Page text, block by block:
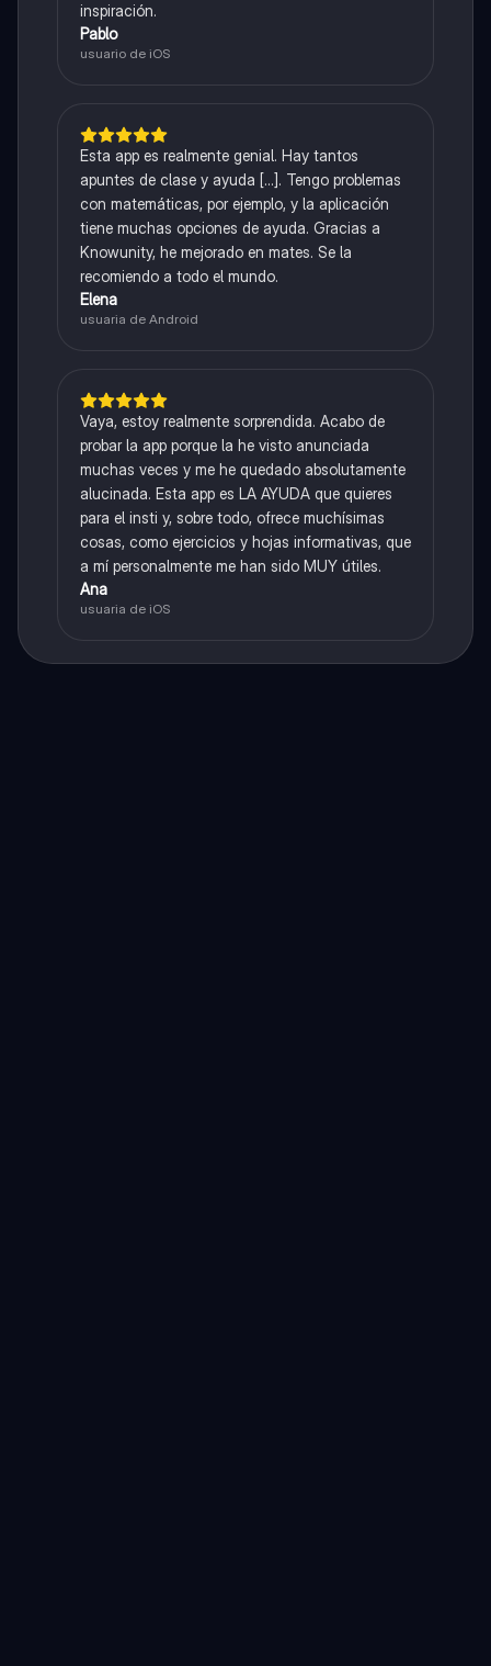
inspiración.
Pablo
usuario de iOS
Esta app es realmente genial. Hay tantos
apuntes de clase y ayuda [...]. Tengo problemas
con matemáticas, por ejemplo, y la aplicación
tiene muchas opciones de ayuda. Gracias a
Knowunity, he mejorado en mates. Se la
recomiendo a todo el mundo.
Elena
usuaria de Android
Vaya, estoy realmente sorprendida. Acabo de
probar la app porque la he visto anunciada
muchas veces y me he quedado absolutamente
alucinada. Esta app es LA AYUDA que quieres
para el insti y, sobre todo, ofrece muchísimas
cosas, como ejercicios y hojas informativas, que
a mí personalmente me han sido MUY útiles.
Ana
usuaria de iOS